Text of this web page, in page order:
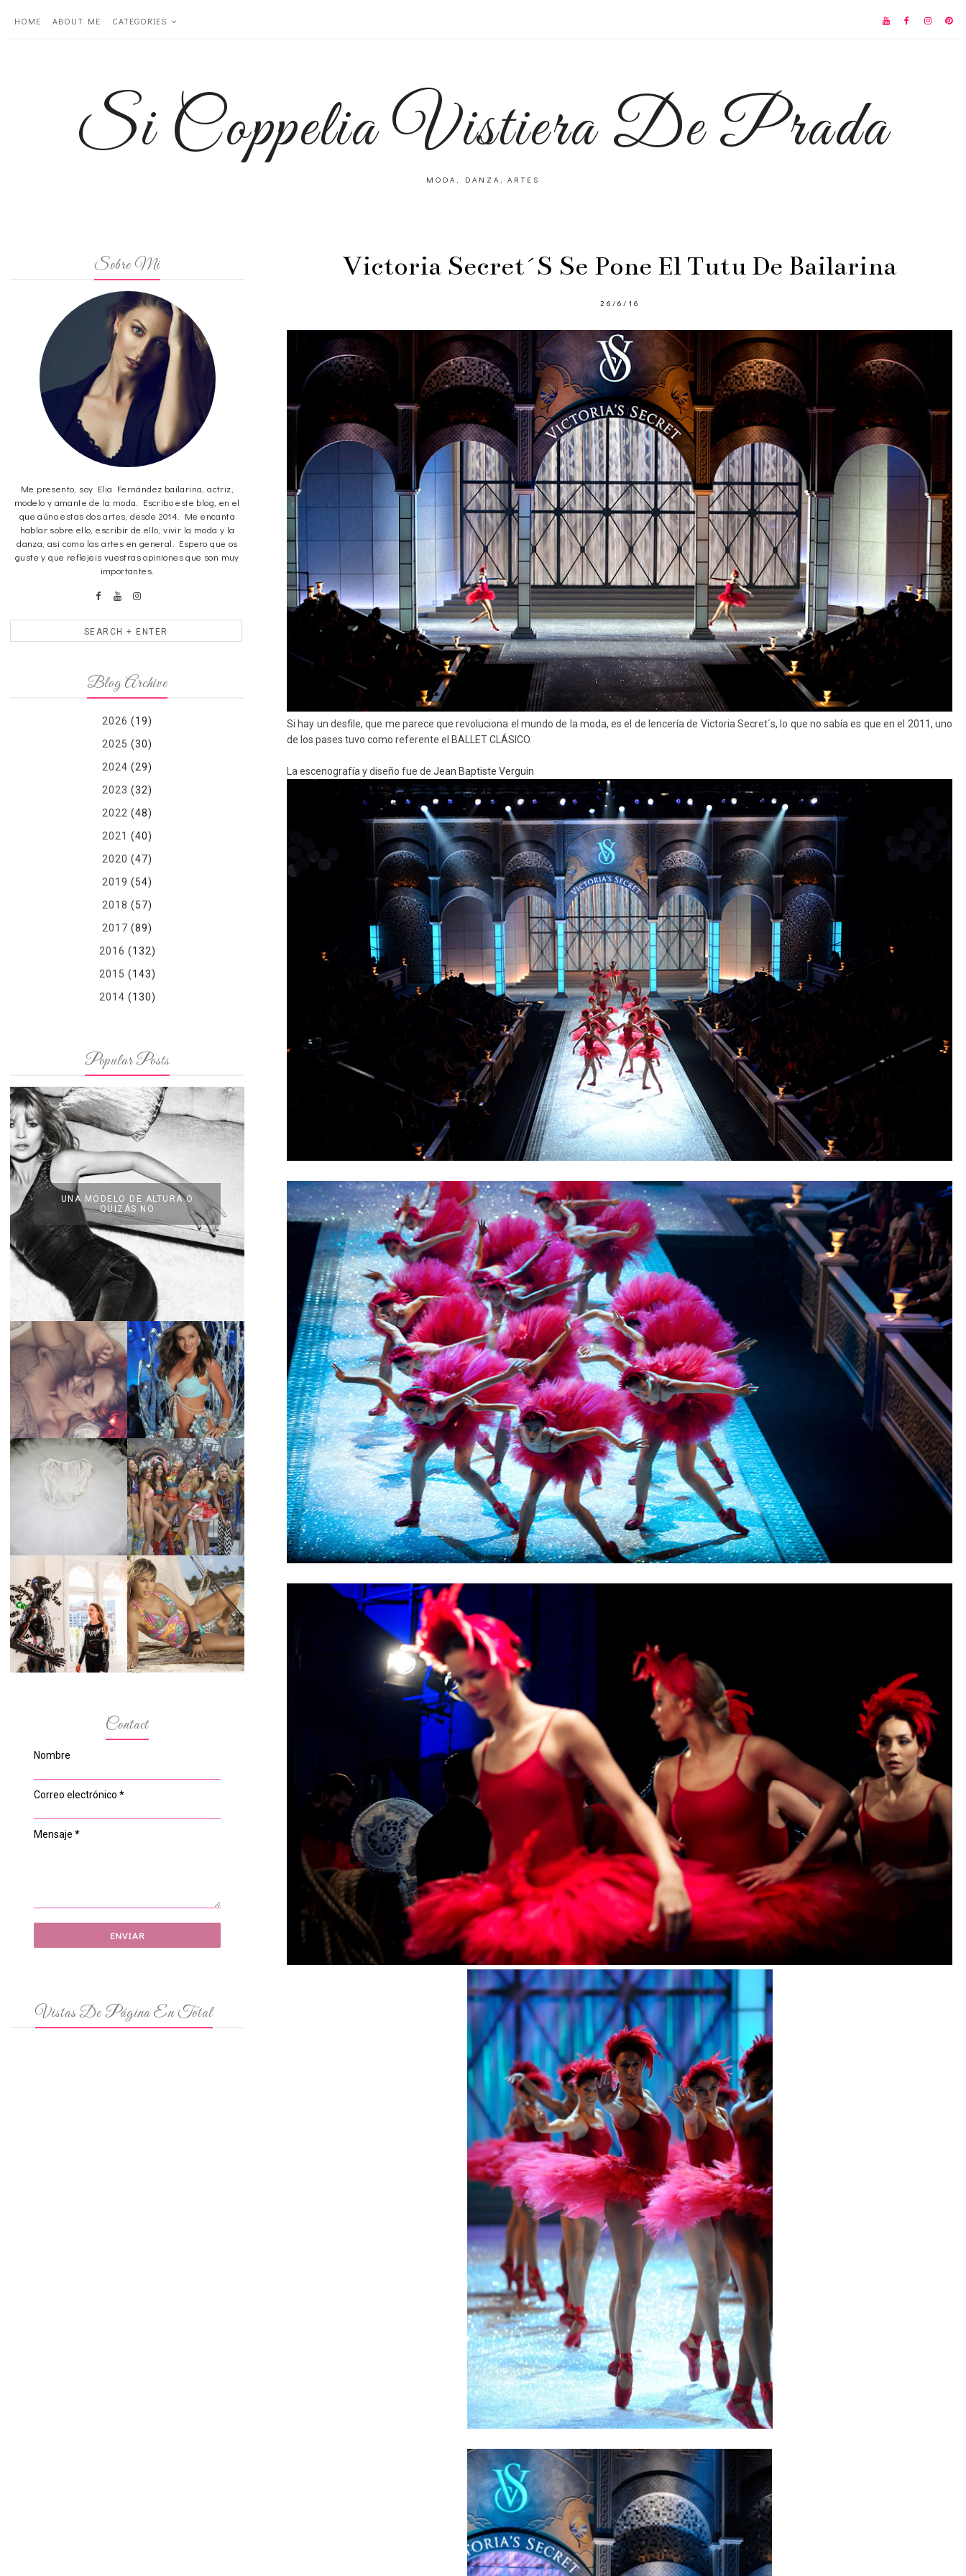
HOME ABOUT ME CATEGORIES
Si Coppelia Vistiera De Prada
MODA, DANZA, ARTES
Victoria Secret´s Se Pone El Tutu De Bailarina
26/6/16
Si hay un desfile, que me parece que revoluciona el mundo de la moda, es el de lencería de Victoria Secret´s, lo que no sabía es que en el 2011, uno
de los pases tuvo como referente el BALLET CLÁSICO.
La escenografía y diseño fue de Jean Baptiste Verguin
Sobre Mi
Me presento, soy Elia Fernández bailarina, actriz,
modelo y amante de la moda. Escribo este blog, en el
que aúno estas dos artes, desde 2014. Me encanta
hablar sobre ello, escribir de ello, vivir la moda y la
danza, asi como las artes en general. Espero que os
guste y que reflejeis vuestras opiniones que son muy
importantes.
Blog Archive
2026 (19)
2025 (30)
2024 (29)
2023 (32)
2022 (48)
2021 (40)
2020 (47)
2019 (54)
2018 (57)
2017 (89)
2016 (132)
2015 (143)
2014 (130)
Popular Posts
UNA MODELO DE ALTURA O
QUIZÁS NO
LA BAILARINA
BLANCA DE LA
CRUZ O COMO
REINVENTARSE
ANTE LA
ADVERSIDAD.
LA ALTURA DE LAS
MODELOS MAS
ALTAS
TUTORIAL PARA
HACER UN TUTÚ
DE BALLET DE
¿QUIERES SABER
LA EDAD Y ALTURA
DE LAS MODELOS
VICTORIA'S
SECRET 2017?
MARGA GONZÁLEZ
Y ELIA FERNÁNDEZ
DIALOGAN EN
ESPACIO DEL
ANONIMATO, LA
CASA ROSA DE
OVIEDO
LA ALTURA DE LAS
MODELOS MAS
BAJITAS
Contact
Nombre
Correo electrónico *
Mensaje *
Vistas De Página En Total